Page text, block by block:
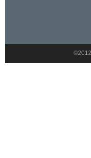
©2012